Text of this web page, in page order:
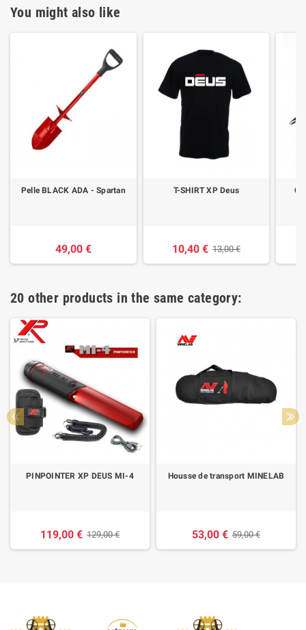
You might also like
Pelle BLACK ADA - Spartan
49,00 €
T-SHIRT XP Deus
10,40 € 13,00 €
20 other products in the same category:
PINPOINTER XP DEUS MI-4
119,00 € 129,00 €
Housse de transport MINELAB
53,00 € 59,00 €